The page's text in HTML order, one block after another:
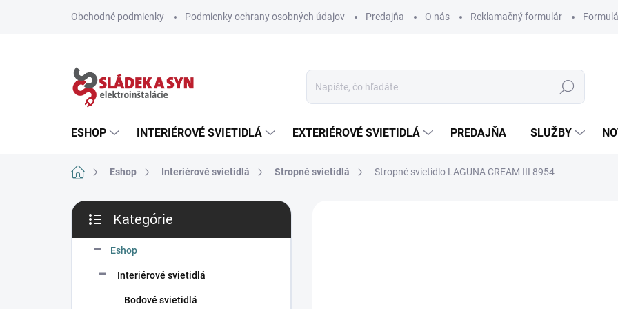
Obchodné podmienky Podmienky ochrany osobných údajov Predajňa O nás Reklamačný formulár
Hľadať
ESHOP INTERIÉROVÉ SVIETIDLÁ EXTERIÉROVÉ SVIETIDLÁ PREDAJŇA SLUŽBY
DomovEshop Interiérové svietidlá Stropné svietidlá Stropné svietidlo LAGUNA CREAM III 8954
B
č
kategórie
Kategórie
Eshop
Interiérové svietidlá
Bodové svietidlá